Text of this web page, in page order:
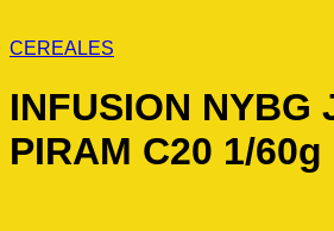
CEREALES
INFUSION NYBG
PIRAM C20 1/60g